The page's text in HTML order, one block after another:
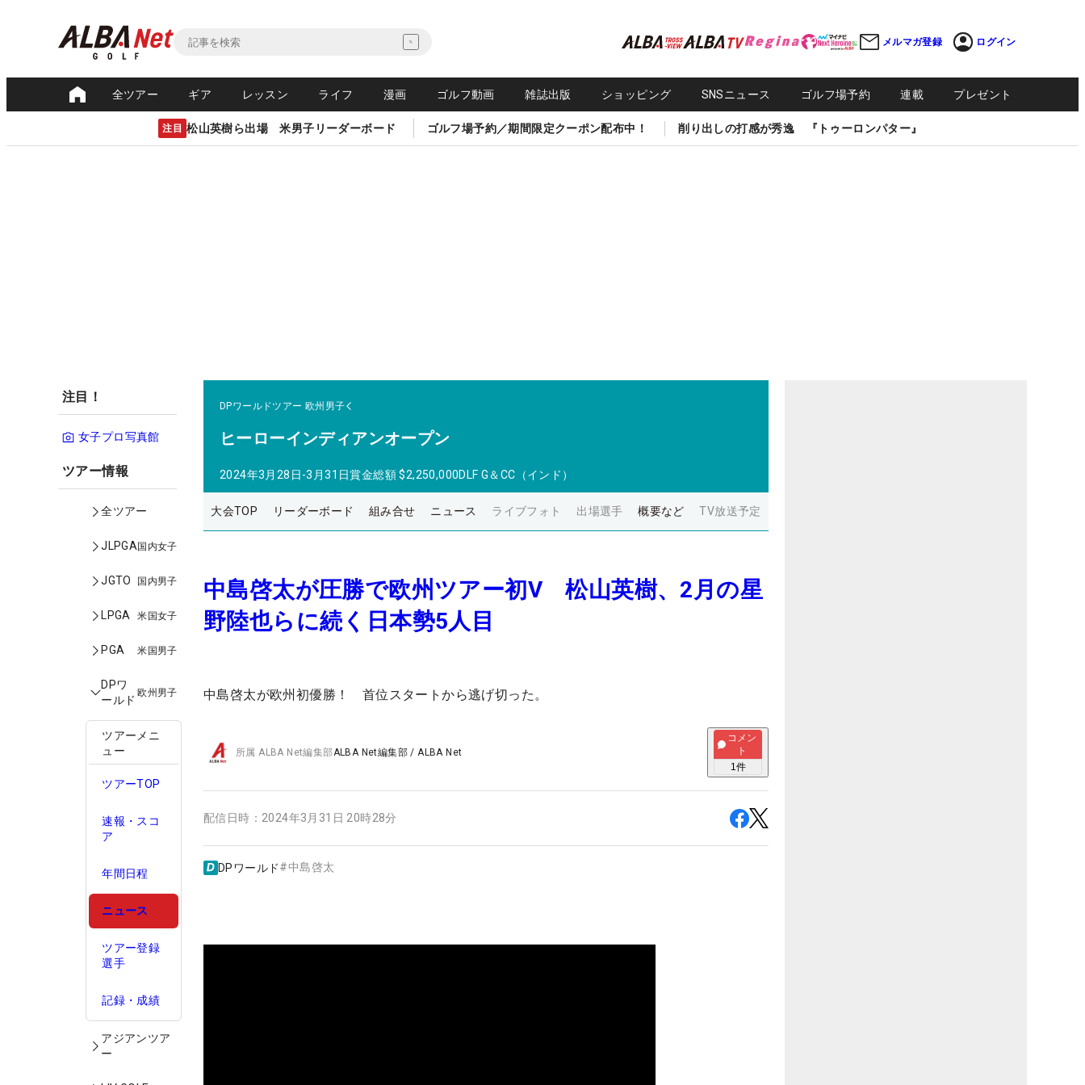
メルマガ登録 ログイン
全ツアー ギア レッスン ライフ 漫画 ゴルフ動画 雑誌出版 ショッピング SNSニュース ゴルフ場予約 連載 プレゼント
注目 松山英樹ら出場 米男子リーダーボード ゴルフ場予約／期間限定クーポン配布中！ 削り出しの打感が秀逸 『トゥーロンパター』
注目！
女子プロ写真館
ツアー情報
全ツアー
JLPGA国内女子
JGTO 国内男子
LPGA 米国女子
PGA 米国男子
DPワ
ールド
欧州男子
ツアーメニ
ュー
ツアーTOP
速報・スコ
ア
年間日程
ニュース
ツアー登録
選手
記録・成績
アジアンツア
ー
DPワールドツアー 欧州男子
ヒーローインディアンオープン
2024年3月28日-3月31日賞金総額 $2,250,000DLF G＆CC（インド）
大会TOP リーダーボード 組み合せ ニュース ライブフォト 出場選手 概要など TV放送予定
中島啓太が圧勝で欧州ツアー初V 松山英樹、2月の星
野陸也らに続く日本勢5人目
中島啓太が欧州初優勝！ 首位スタートから逃げ切った。
所属ALBA Net編集部ALBA Net編集部 /ALBA Net
コメン
ト
1件
配信日時： 2024年3月31日 20時28分
DPワールド#中島啓太